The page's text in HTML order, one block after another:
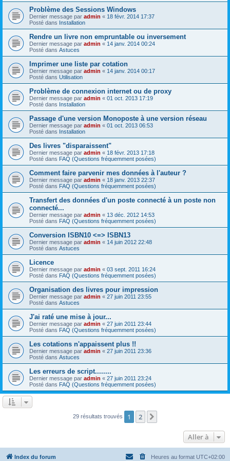
Problème des Sessions Windows
Dernier message par admin « 18 févr. 2014 17:37
Posté dans Installation
Rendre un livre non empruntable ou inversement
Dernier message par admin « 14 janv. 2014 00:24
Posté dans Astuces
Imprimer une liste par cotation
Dernier message par admin « 14 janv. 2014 00:17
Posté dans Utilisation
Problème de connexion internet ou de proxy
Dernier message par admin « 01 oct. 2013 17:19
Posté dans Installation
Passage d'une version Monoposte à une version réseau
Dernier message par admin « 01 oct. 2013 06:53
Posté dans Installation
Des livres "disparaissent"
Dernier message par admin « 18 févr. 2013 17:18
Posté dans FAQ (Questions fréquemment posées)
Comment faire parvenir mes données à l'auteur ?
Dernier message par admin « 18 janv. 2013 22:37
Posté dans FAQ (Questions fréquemment posées)
Transfert des données d'un poste connecté à un poste non
connecté...
Dernier message par admin « 13 déc. 2012 14:53
Posté dans FAQ (Questions fréquemment posées)
Conversion ISBN10 <=> ISBN13
Dernier message par admin « 14 juin 2012 22:48
Posté dans Astuces
Licence
Dernier message par admin « 03 sept. 2011 16:24
Posté dans FAQ (Questions fréquemment posées)
Organisation des livres pour impression
Dernier message par admin « 27 juin 2011 23:55
Posté dans Astuces
J'ai raté une mise à jour...
Dernier message par admin « 27 juin 2011 23:44
Posté dans FAQ (Questions fréquemment posées)
Les cotations n'appaissent plus !!
Dernier message par admin « 27 juin 2011 23:36
Posté dans Astuces
Les erreurs de script........
Dernier message par admin « 27 juin 2011 23:24
Posté dans FAQ (Questions fréquemment posées)
29 résultats trouvés 1 2
Aller à
Index du forum Heures au format UTC+02:00